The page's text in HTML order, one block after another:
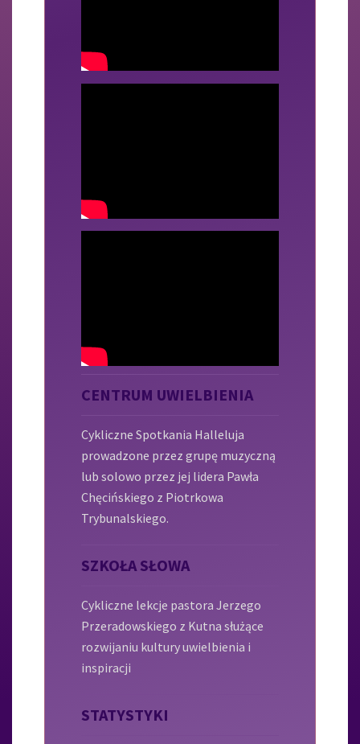
CENTRUM UWIELBIENIA
Cykliczne Spotkania Halleluja
prowadzone przez grupę muzyczną
lub solowo przez jej lidera Pawła
Chęcińskiego z Piotrkowa
Trybunalskiego.
SZKOŁA SŁOWA
Cykliczne lekcje pastora Jerzego
Przeradowskiego z Kutna służące
rozwijaniu kultury uwielbienia i
inspiracji
STATYSTYKI